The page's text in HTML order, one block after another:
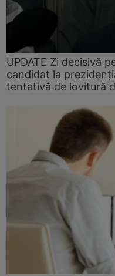
UPDATE Zi decisivă
candidat la
tentativă de lovitură